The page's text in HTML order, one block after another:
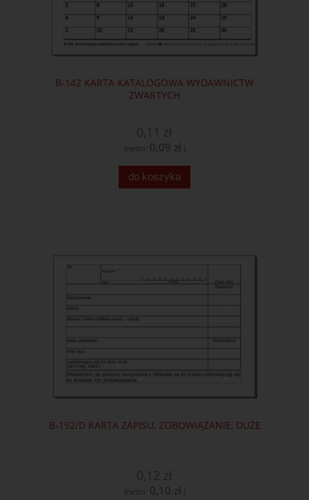
B-142 KARTA KATALOGOWA WYDAWNICTW
ZWARTYCH
(netto: 0,09 zł )
do koszyka
B-192/D KARTA ZAPISU, ZOBOWIĄZANIE, DUŻE
(netto: 0,10 zł )